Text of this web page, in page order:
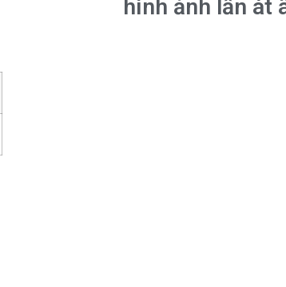
hình ảnh lấn át